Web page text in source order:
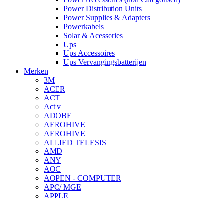
Power Distribution Units
Power Supplies & Adapters
Powerkabels
Solar & Acessories
Ups
Ups Accessoires
Ups Vervangingsbatterijen
Merken
3M
ACER
ACT
Activ
ADOBE
AEROHIVE
AEROHIVE
ALLIED TELESIS
AMD
ANY
AOC
AOPEN - COMPUTER
APC/ MGE
APPLE